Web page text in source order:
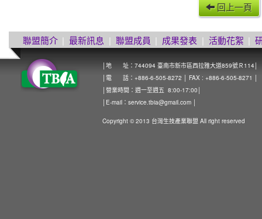
回上一頁
聯盟簡介 | 最新訊息 | 聯盟成員 | 成果發表 | 活動花絮 |
│地 址：744094 臺南市新市區西拉雅大道859號Ｒ114│
│電 話：+886-6-505-8272 │ FAX : +886-6-505-8271 │
│營業時間：週一至週五 8:00-17:00│
│E-mail： service.tbia@gmail.com
Copyright © 2013 台灣生技產業聯盟 All right reserved